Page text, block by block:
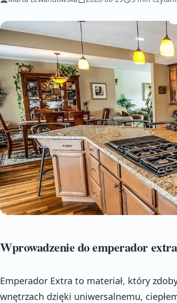
Wprowadzenie do emperador extra
Emperador Extra to materiał, który
wnętrzach dzięki uniwersalnemu,